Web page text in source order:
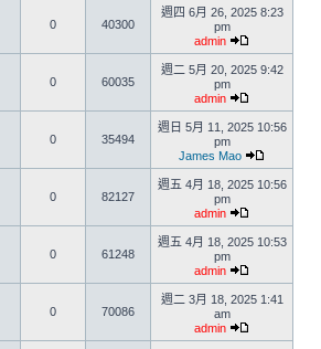
0 40300
週四 6月 26, 2025 8:23
pm
admin
0 60035
週二 5月 20, 2025 9:42
pm
admin
0 35494
週日 5月 11, 2025 10:56
pm
James Mao
0 82127
週五 4月 18, 2025 10:56
pm
admin
0 61248
週五 4月 18, 2025 10:53
pm
admin
0 70086
週二 3月 18, 2025 1:41
am
admin